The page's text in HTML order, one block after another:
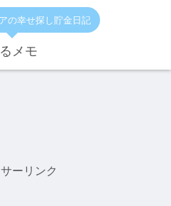
の幸せ探し貯金日記
メモ
ーリンク